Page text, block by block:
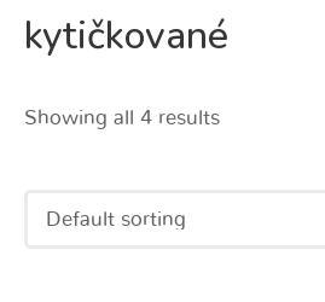
kytičkované
Showing all 4 results